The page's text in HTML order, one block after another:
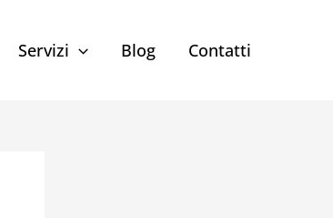
Servizi Blog Contatti